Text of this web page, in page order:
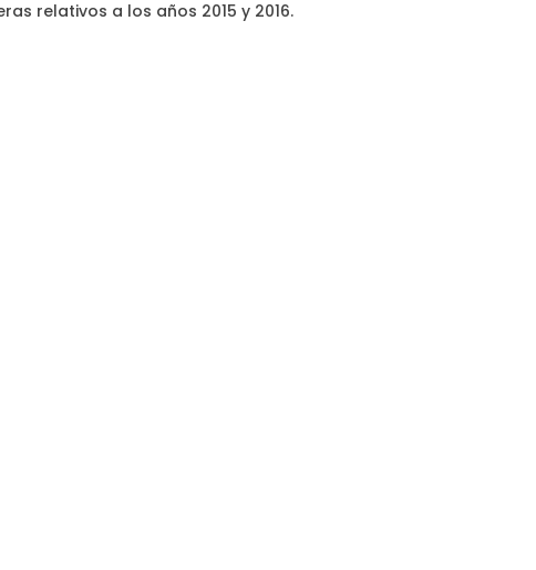
relativos a los años 2015 y 2016.